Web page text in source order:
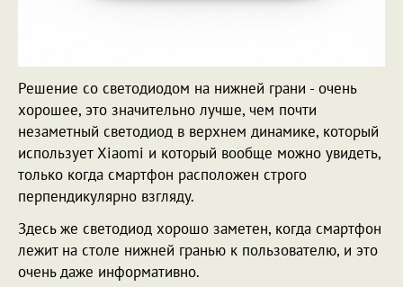
Решение со светодиодом на нижней грани - очень
хорошее, это значительно лучше, чем почти
незаметный светодиод в верхнем динамике, который
использует Xiaomi и который вообще можно увидеть,
только когда смартфон расположен строго
перпендикулярно взгляду.
Здесь же светодиод хорошо заметен, когда смартфон
лежит на столе нижней гранью к пользователю, и это
очень даже информативно.